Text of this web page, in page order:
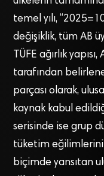
temel yılı,
değişiklik, tüm AB
TÜFE ağırlık
tarafından
parçası olarak,
kaynak kabul
serisinde ise grup
tüketim eğilimlerini
biçimde yansıtan